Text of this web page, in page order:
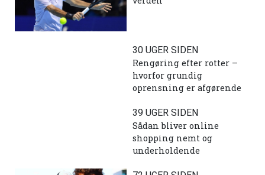
30 UGER SIDEN
Rengøring efter rotter –
hvorfor grundig
oprensning er afgørende
39 UGER SIDEN
Sådan bliver online
shopping nemt og
underholdende